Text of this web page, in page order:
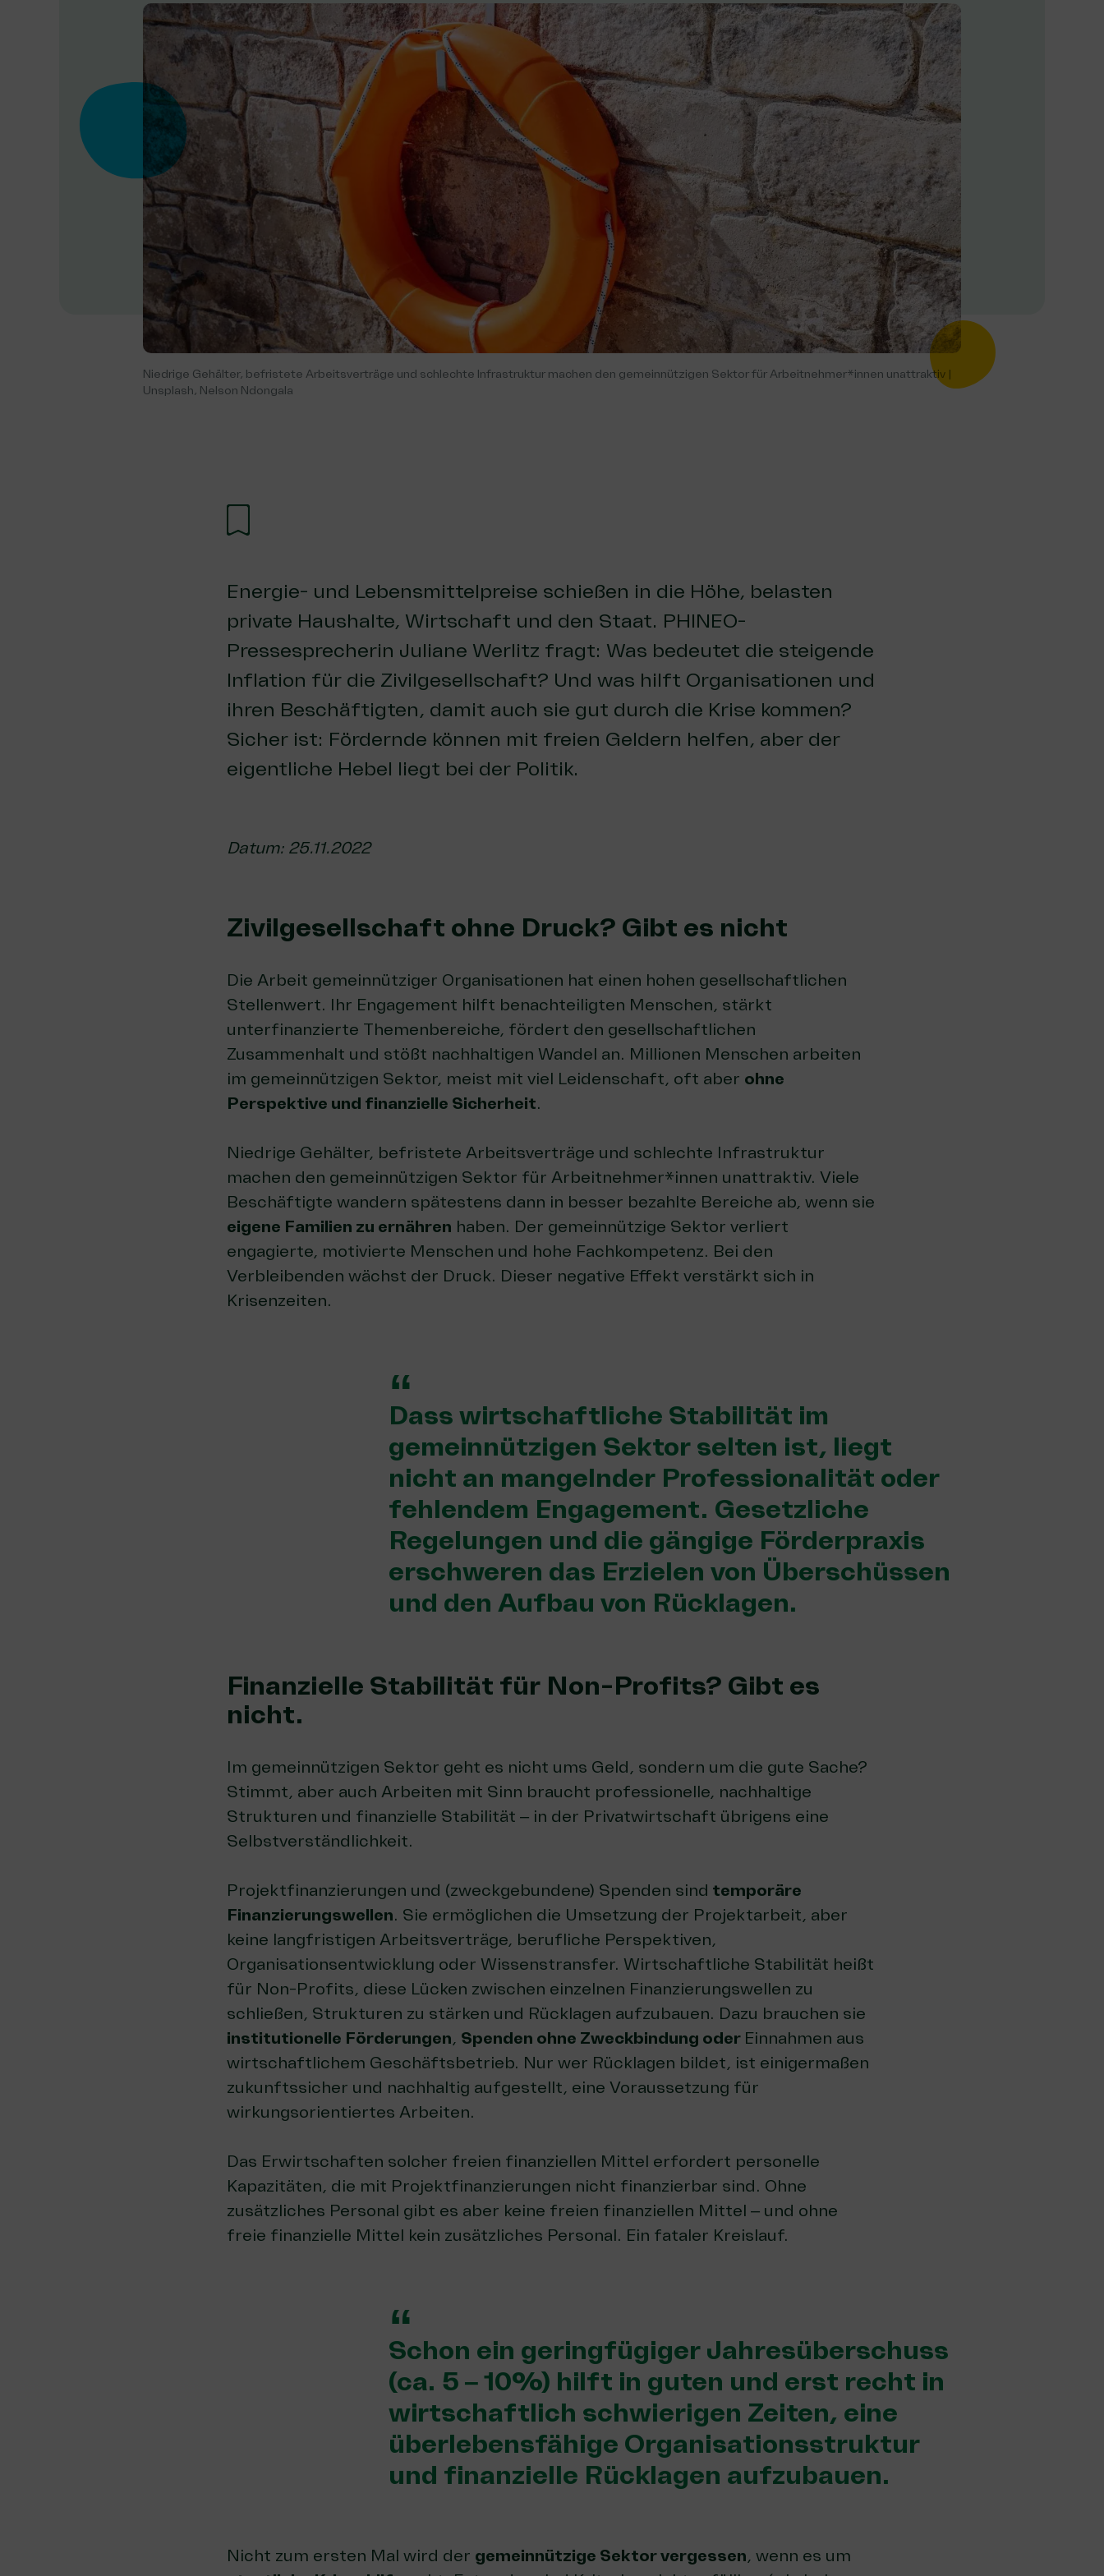
Nied­ri­ge Gehäl­ter, befris­te­te Arbeits­ver­trä­ge und schlech­te Infra­struk­tur machen den gemein­nüt­zi­gen Sek­tor für Arbeitnehmer*innen unat­trak­tiv |
Unsplash, Nelson Ndongala
Energie- und Lebensmittelpreise schießen in die Höhe, belasten
private Haushalte, Wirt­schaft und den Staat. PHINEO-
Pressesprecherin Juliane Werlitz fragt: Was bedeutet die steigende
Inflation für die Zivilgesellschaft? Und was hilft Organisationen und
ihren Beschäftigten, damit auch sie gut durch die Krise kommen?
Sicher ist: Fördernde können mit freien Geldern helfen, aber der
eigentliche Hebel liegt bei der Politik.
Datum: 25.11.2022
Zivilgesellschaft ohne Druck? Gibt es nicht
Die Arbeit gemeinnütziger Organisationen hat einen hohen gesellschaftlichen
Stellenwert. Ihr Engagement hilft benachteiligten Menschen, stärkt
unterfinanzierte Themenbereiche, fördert den gesellschaftlichen
Zusammenhalt und stößt nachhaltigen Wandel an. Millionen Menschen arbeiten
im gemeinnützigen Sektor, meist mit viel Leidenschaft, oft aber ohne
Perspektive und finanzielle Sicherheit.
Niedrige Gehälter, befristete Arbeitsverträge und schlechte Infrastruktur
machen den gemeinnützigen Sektor für Arbeitnehmer*innen unattraktiv. Viele
Beschäftigte wandern spätestens dann in besser bezahlte Bereiche ab, wenn sie
eigene Familien zu ernähren haben. Der gemeinnützige Sektor verliert
engagierte, motivierte Menschen und hohe Fachkompetenz. Bei den
Verbleibenden wächst der Druck. Dieser negative Effekt verstärkt sich in
Krisenzeiten.
Dass wirtschaftliche Stabilität im
gemeinnützigen Sektor selten ist, liegt
nicht an mangelnder Professionalität oder
fehlendem Engagement. Gesetzliche
Regelungen und die gängige Förderpraxis
erschweren das Erzielen von Überschüssen
und den Aufbau von Rücklagen.
Finanzielle Stabilität für Non-Profits? Gibt es
nicht.
Im gemeinnützigen Sektor geht es nicht ums Geld, sondern um die gute Sache?
Stimmt, aber auch Arbeiten mit Sinn braucht professionelle, nachhaltige
Strukturen und finanzielle Stabilität – in der Privatwirtschaft übrigens eine
Selbstverständlichkeit.
Projektfinanzierungen und (zweckgebundene) Spenden sind temporäre
Finanzierungswellen. Sie ermöglichen die Umset­zung der Projektarbeit, aber
keine langfristigen Arbeitsverträge, berufliche Perspektiven,
Organisationsentwicklung oder Wissenstransfer. Wirtschaftliche Stabilität heißt
für Non-Profits, diese Lücken zwischen einzelnen Finanzierungswellen zu
schließen, Strukturen zu stärken und Rücklagen aufzubauen. Dazu brauchen sie
institutionelle Förderungen, Spenden ohne Zweckbindung oder Einnahmen aus
wirtschaftlichem Geschäftsbetrieb. Nur wer Rücklagen bildet, ist einigermaßen
zukunftssicher und nachhaltig aufgestellt, eine Voraussetzung für
wirkungsorientiertes Arbeiten.
Das Erwirtschaften solcher freien finanziellen Mittel erfordert personelle
Kapazitäten, die mit Projektfinanzierungen nicht finanzierbar sind. Ohne
zusätzliches Personal gibt es aber keine freien finanziellen Mittel – und ohne
freie finanzielle Mittel kein zusätzliches Personal. Ein fataler Kreislauf.
Schon ein geringfügiger Jahresüberschuss
(ca. 5 – 10%) hilft in guten und erst recht in
wirtschaftlich schwierigen Zeiten, eine
überlebensfähige Organisationsstruktur
und finanzielle Rücklagen aufzubauen.
Nicht zum ersten Mal wird der gemeinnützige Sektor vergessen, wenn es um